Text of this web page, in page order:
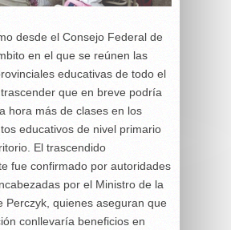
desde el Consejo Federal de
en el que se reúnen las
educativas de todo el
que en breve podría
hora más de clases en los
educativos de nivel primario
El trascendido
fue confirmado por autoridades
por el Ministro de la
Perczyk, quienes aseguran que
conllevaría beneficios en